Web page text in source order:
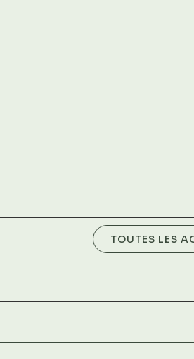
TOUTES LES